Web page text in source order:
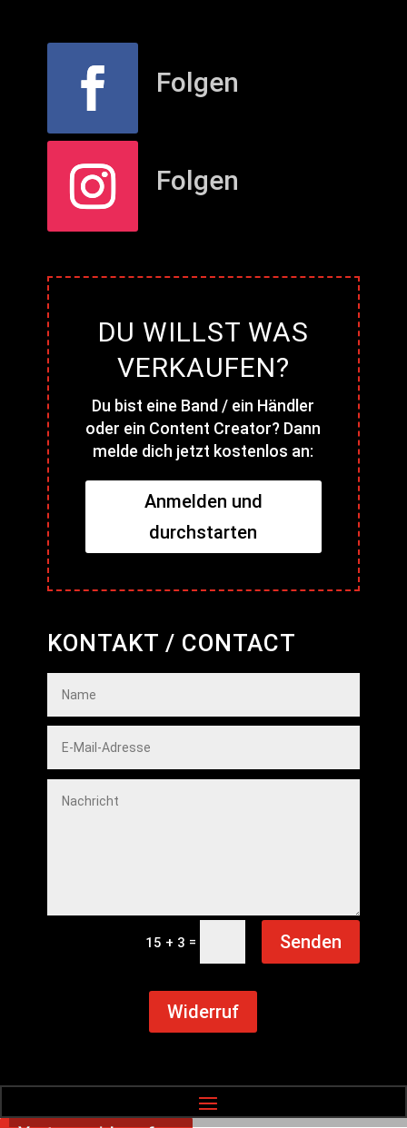
Folgen
Folgen
DU WILLST WAS
VERKAUFEN?
Du bist eine Band / ein Händler
oder ein Content Creator? Dann
melde dich jetzt kostenlos an:
Anmelden und
durchstarten
KONTAKT / CONTACT
15 + 3 = Senden
Widerruf